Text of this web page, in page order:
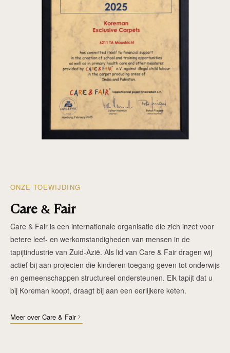
ONZE TOEWIJDING
Care & Fair
Care & Fair is een internationale organisatie die zich inzet voor
betere leef- en werkomstandigheden van mensen in de
tapijtindustrie van Zuid-Azië. Als lid van Care & Fair dragen wij
actief bij aan projecten die kinderen toegang geven tot onderwijs
en gemeenschappen structureel ondersteunen. Elk tapijt dat u
bij Koreman koopt, draagt bij aan een eerlijkere keten.
Meer over Care & Fair